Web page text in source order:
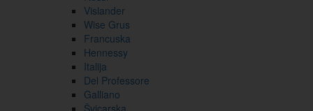
Vislander
Wise Grus
Francuska
Hennessy
Italija
Del Professore
Galliano